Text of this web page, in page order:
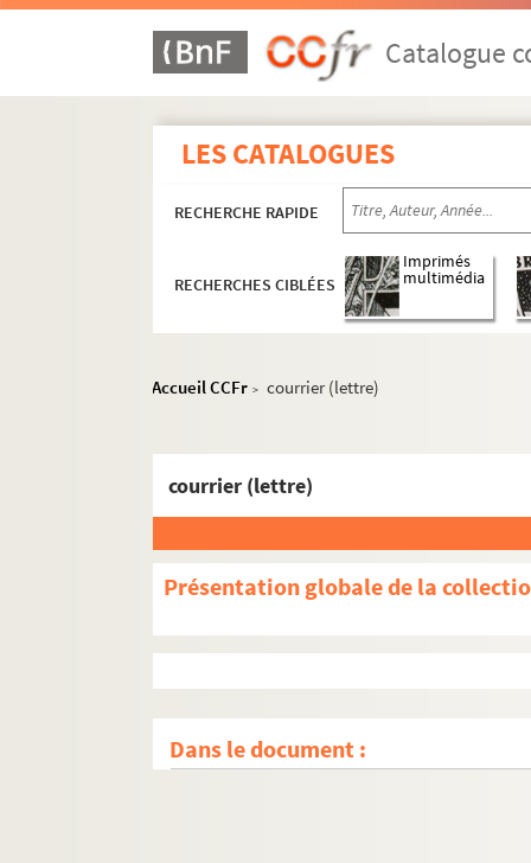
Catalogue
LES CATALOGUES
RECHERCHE RAPIDE
RECHERCHES CIBLÉES
Imprimés
multimédia
Accueil CCFr > courrier (lettre)
courrier (lettre)
Présentation globale de la
Dans le document :